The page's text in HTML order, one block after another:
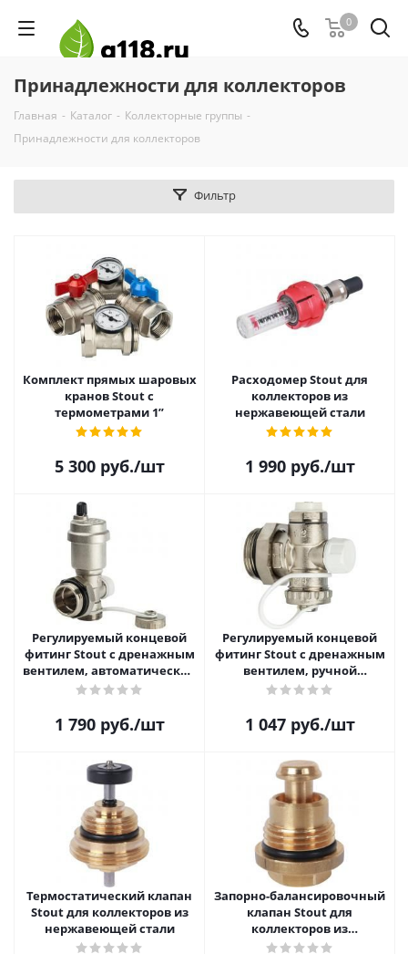
0
Принадлежности для коллекторов
Главная - Каталог - Коллекторные группы -
Принадлежности для коллекторов
Фильтр
Комплект прямых шаровых
кранов Stout с
термометрами 1”
5 300руб./шт
Расходомер Stout для
коллекторов из
нержавеющей стали
1 990руб./шт
Регулируемый концевой
фитинг Stout с дренажным
вентилем, автоматический
воздухоотводчик 1"
1 790руб./шт
Регулируемый концевой
фитинг Stout с дренажным
вентилем, ручной
воздухоотводчик 1"
1 047руб./шт
Термостатический клапан
Stout для коллекторов из
нержавеющей стали
Запорно-балансировочный
клапан Stout для
коллекторов из
нержавеющей стали